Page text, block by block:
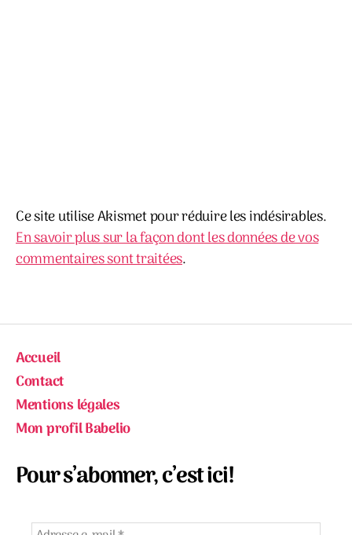
Ce site utilise Akismet pour réduire les indésirables.
En savoir plus sur la façon dont les données de vos
commentaires sont traitées.
Accueil
Contact
Mentions légales
Mon profil Babelio
Pour s’abonner, c’est ici!